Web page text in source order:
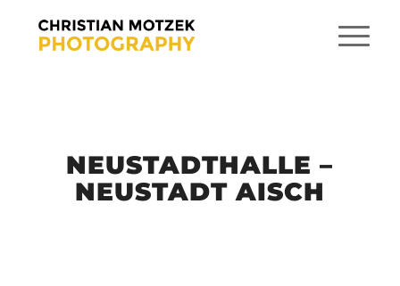
NEUSTADTHALLE –
NEUSTADT AISCH